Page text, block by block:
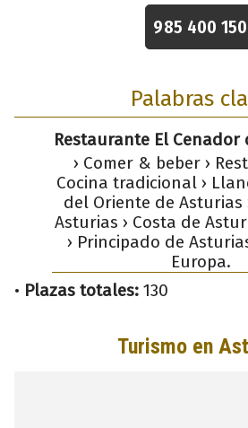
985 400 150
Palabras
Restaurante El Cenador
› Comer & beber ›
Cocina tradicional ›
del Oriente de Asturias
Asturias › Costa de
› Principado de
Europa.
• Plazas totales: 130